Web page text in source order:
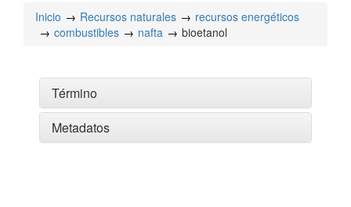
Inicio Recursos naturales
recursos energéticos
combustibles
nafta bioetanol
Término
Metadatos